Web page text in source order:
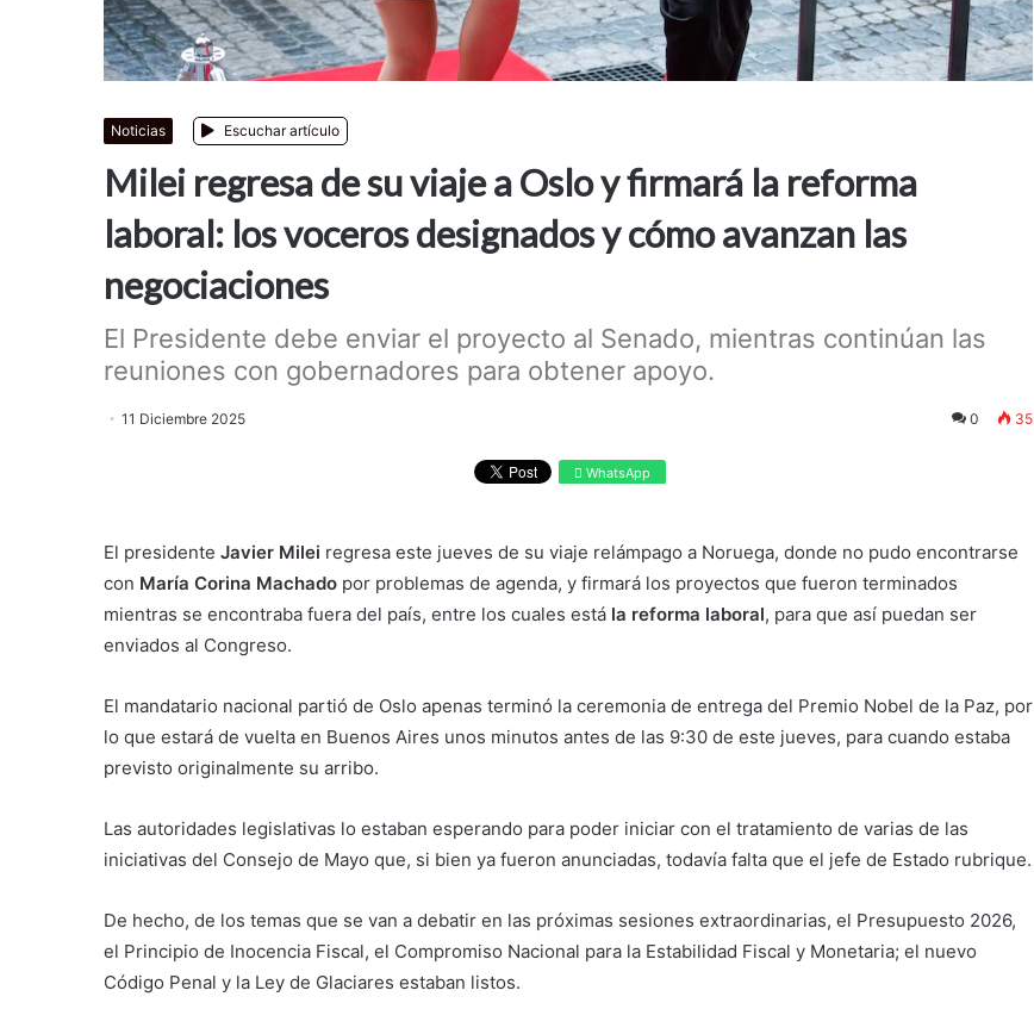
Noticias Escuchar artículo
Milei regresa de su viaje a Oslo y firmará la reforma
laboral: los voceros designados y cómo avanzan las
negociaciones
El Presidente debe enviar el proyecto al Senado, mientras continúan las
reuniones con gobernadores para obtener apoyo.
11 Diciembre 2025 0 35
WhatsApp
El presidente Javier Milei regresa este jueves de su viaje relámpago a Noruega, donde no pudo encontrarse
con María Corina Machado por problemas de agenda, y firmará los proyectos que fueron terminados
mientras se encontraba fuera del país, entre los cuales está la reforma laboral, para que así puedan ser
enviados al Congreso.
El mandatario nacional partió de Oslo apenas terminó la ceremonia de entrega del Premio Nobel de la Paz, por
lo que estará de vuelta en Buenos Aires unos minutos antes de las 9:30 de este jueves, para cuando estaba
previsto originalmente su arribo.
Las autoridades legislativas lo estaban esperando para poder iniciar con el tratamiento de varias de las
iniciativas del Consejo de Mayo que, si bien ya fueron anunciadas, todavía falta que el jefe de Estado rubrique.
De hecho, de los temas que se van a debatir en las próximas sesiones extraordinarias, el Presupuesto 2026,
el Principio de Inocencia Fiscal, el Compromiso Nacional para la Estabilidad Fiscal y Monetaria; el nuevo
Código Penal y la Ley de Glaciares estaban listos.